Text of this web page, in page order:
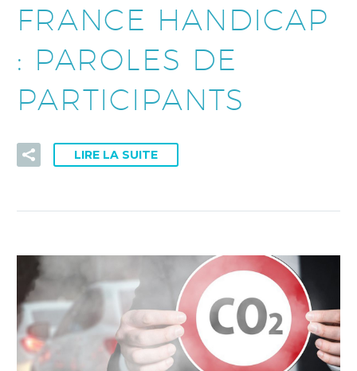
FRANCE HANDICAP
: PAROLES DE
PARTICIPANTS
LIRE LA SUITE